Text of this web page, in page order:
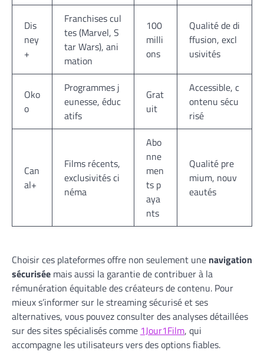
Dis
ney
+
Franchises cul
tes (Marvel, S
tar Wars), ani
mation
100
milli
ons
Qualité de di
ffusion, excl
usivités
Oko
o
Programmes j
eunesse, éduc
atifs
Grat
uit
Accessible, c
ontenu sécu
risé
Can
al+
Films récents,
exclusivités ci
néma
Abo
nne
men
ts p
aya
nts
Qualité pre
mium, nouv
eautés
Choisir ces plateformes offre non seulement une navigation
sécurisée mais aussi la garantie de contribuer à la
rémunération équitable des créateurs de contenu. Pour
mieux s’informer sur le streaming sécurisé et ses
alternatives, vous pouvez consulter des analyses détaillées
sur des sites spécialisés comme 1Jour1Film, qui
accompagne les utilisateurs vers des options fiables.